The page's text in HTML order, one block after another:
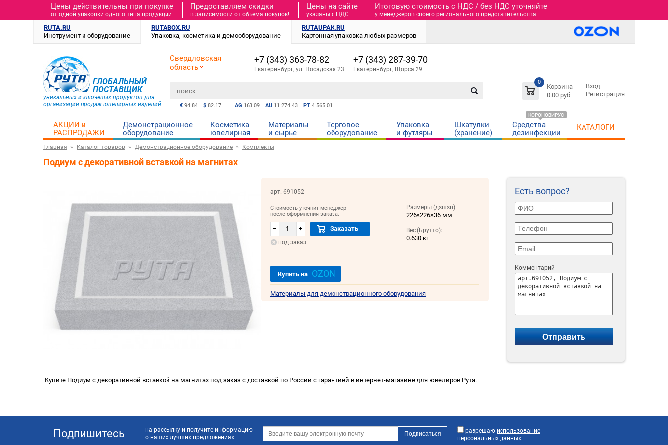
Цены действительны при покупке
от одной упаковки одного типа продукции
Предоставляем скидки
в зависимости от объема покупок!
Цены на сайте
указаны с НДС
Итоговую стоимость c НДС / без НДС уточняйте
у менеджеров своего регионального представительства
RUTA.RU
Инструмент и оборудование
RUTABOX.RU
Упаковка, косметика и демооборудование
RUTAUPAK.RU
Картонная упаковка любых размеров
ГЛОБАЛЬНЫЙ
ПОСТАВЩИК
уникальных и ключевых продуктов для
организации продаж ювелирных изделий
AG 163.09 AU 11 274.43 PT 4 565.01
€ 94.84 $ 82.17
0
Корзина
0.00 руб
Вход
Регистрация
Свердловская
область
+7 (343) 363-78-82
Екатеринбург, ул. Посадская 23
+7 (343) 287-39-70
Екатеринбург, Щорса 29
АКЦИИ и
РАСПРОДАЖИ
Демонстрационное
оборудование
Косметика
ювелирная
Материалы
и cырье
Торговое
оборудование
Упаковка
и футляры
Шкатулки
(хранение)
Средства
дезинфекции
КОРОНОВИРУС
КАТАЛОГИ
Главная Каталог товаров Демонстрационное оборудование Комплекты
Подиум с декоративной вставкой на магнитах
Есть вопрос?
Комментарий
арт. 691052
Стоимость уточнит менеджер
после оформления заказа.
– + Заказать
под заказ
Размеры (д×ш×в):
226×226×36 мм
Вес (Брутто):
0.630 кг
Купить на OZON
Материалы для демонстрационного оборудования
Купите Подиум с декоративной вставкой на магнитах под заказ с доставкой по России с гарантией в интернет-магазине для ювелиров Рута.
Подпишитесь
на рассылку и получите информацию
о наших лучших предложениях
разрешаю использование
персональных данных